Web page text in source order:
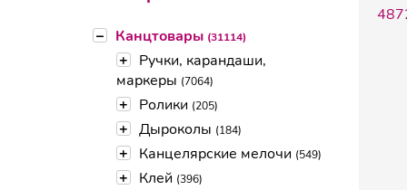
– Канцтовары (31114)
+
Ручки, карандаши,
маркеры (7064)
+ Ролики (205)
+ Дыроколы (184)
+ Канцелярские мелочи (549)
+ Клей (396)